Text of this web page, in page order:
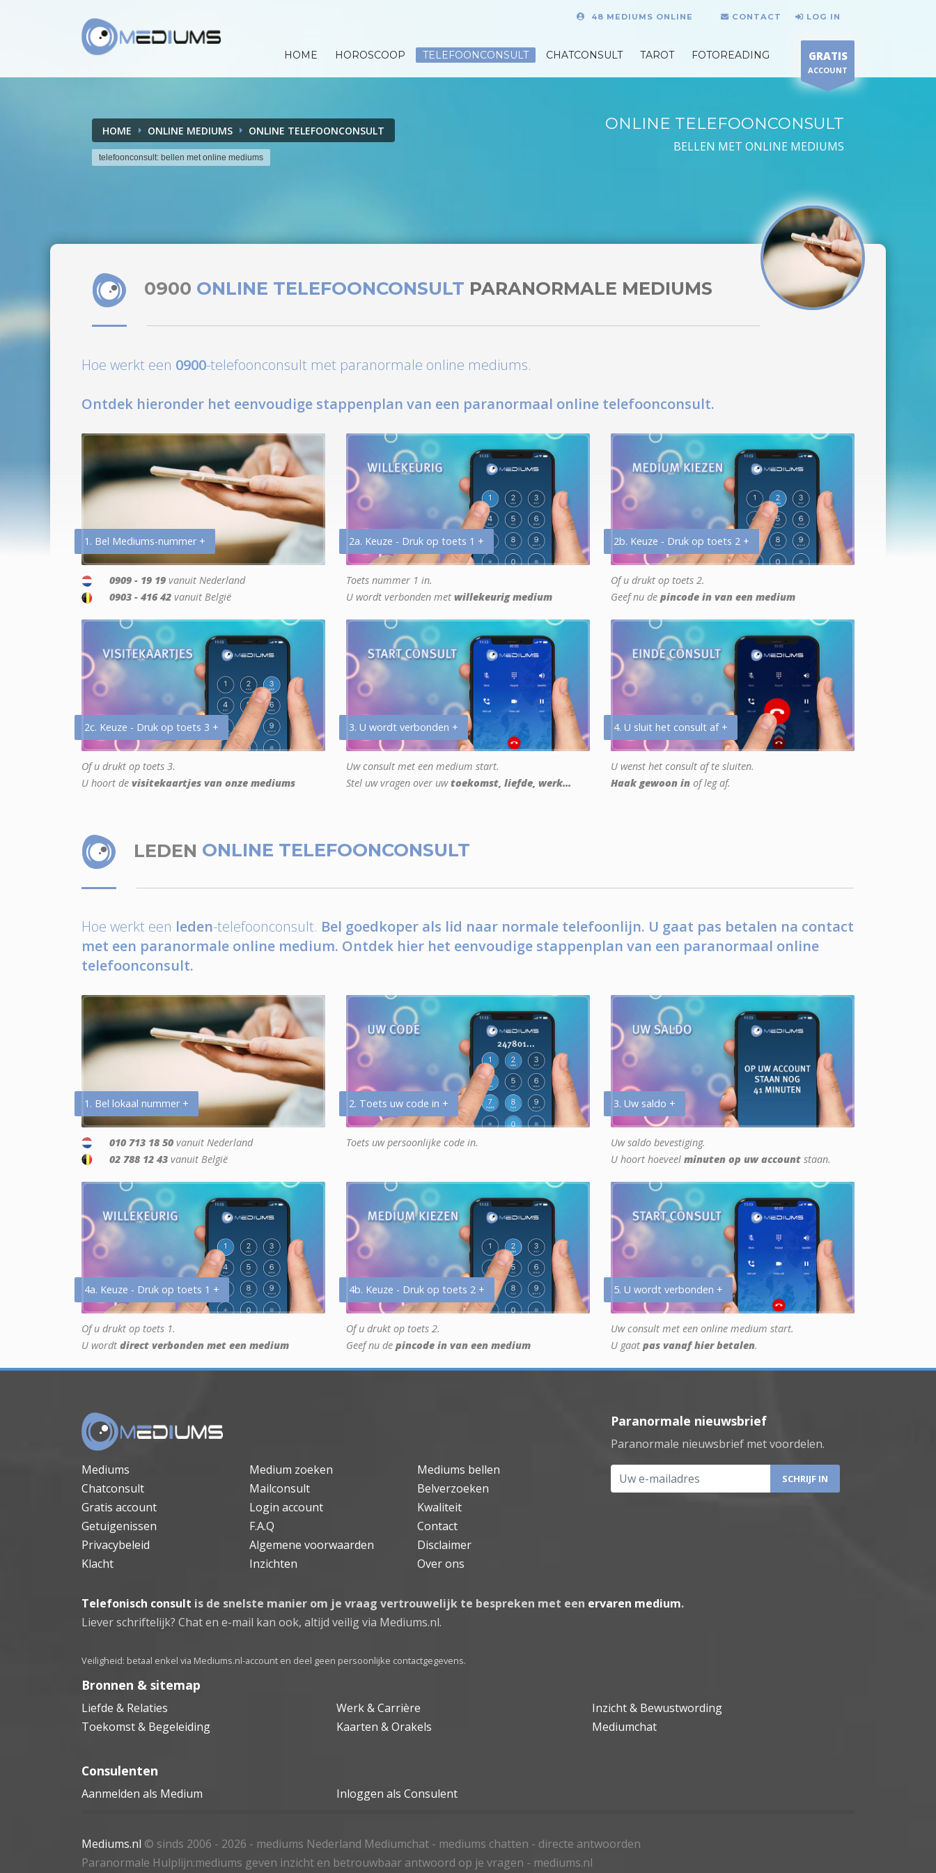
48 MEDIUMS ONLINE CONTACT LOG IN
HOME HOROSCOOP TELEFOONCONSULT CHATCONSULT TAROT FOTOREADING GRATIS
ACCOUNT
HOME ONLINE MEDIUMS ONLINE TELEFOONCONSULT
telefoonconsult: bellen met online mediums
ONLINE TELEFOONCONSULT
BELLEN MET ONLINE MEDIUMS
0900 ONLINE TELEFOONCONSULT PARANORMALE MEDIUMS
Hoe werkt een 0900-telefoonconsult met paranormale online mediums.
Ontdek hieronder het eenvoudige stappenplan van een paranormaal online telefoonconsult.
1. Bel Mediums-nummer +
0909 - 19 19 vanuit Nederland
0903 - 416 42 vanuit België
2a. Keuze - Druk op toets 1 +
Toets nummer 1 in.
U wordt verbonden met willekeurig medium
2b. Keuze - Druk op toets 2 +
Of u drukt op toets 2.
Geef nu de pincode in van een medium
2c. Keuze - Druk op toets 3 +
Of u drukt op toets 3.
U hoort de visitekaartjes van onze mediums
3. U wordt verbonden +
Uw consult met een medium start.
Stel uw vragen over uwtoekomst, liefde, werk...
4. U sluit het consult af +
U wenst het consult af te sluiten.
Haak gewoon in of leg af.
LEDEN ONLINE TELEFOONCONSULT
Hoe werkt een leden-telefoonconsult. Bel goedkoper als lid naar normale telefoonlijn. U gaat pas betalen na contact
met een paranormale online medium. Ontdek hier het eenvoudige stappenplan van een paranormaal online
telefoonconsult.
1. Bel lokaal nummer +
010 713 18 50 vanuit Nederland
02 788 12 43 vanuit België
2. Toets uw code in +
Toets uw persoonlijke code in.
3. Uw saldo +
Uw saldo bevestiging.
U hoort hoeveel minuten op uw account staan.
4a. Keuze - Druk op toets 1 +
Of u drukt op toets 1.
U wordt direct verbonden met een medium
4b. Keuze - Druk op toets 2 +
Of u drukt op toets 2.
Geef nu de pincode in van een medium
5. U wordt verbonden +
Uw consult met een online medium start.
U gaat pas vanaf hier betalen.
Mediums Medium zoeken
Mediums bellen
Chatconsult
Mailconsult
Belverzoeken
Gratis account
Login account
Kwaliteit
Getuigenissen
F.A.Q
Contact
Privacybeleid
Algemene voorwaarden
Disclaimer
Klacht
Inzichten Over ons
Paranormale nieuwsbrief
Paranormale nieuwsbrief met voordelen.
Uw e-mailadres
Telefonisch consult is de snelste manier om je vraag vertrouwelijk te bespreken met een ervaren medium.
Liever schriftelijk? Chat en e-mail kan ook, altijd veilig via Mediums.nl.
Veiligheid: betaal enkel via Mediums.nl-account en deel geen persoonlijke contactgegevens.
Bronnen & sitemap
Liefde & Relaties Werk & Carrière
Inzicht & Bewustwording
Toekomst & Begeleiding
Kaarten & Orakels Mediumchat
Consulenten
Aanmelden als Medium Inloggen als Consulent
Mediums.nl © sinds 2006 - 2026 - mediums Nederland Mediumchat - mediums chatten - directe antwoorden
Paranormale Hulplijn:mediums geven inzicht en betrouwbaar antwoord op je vragen - mediums.nl